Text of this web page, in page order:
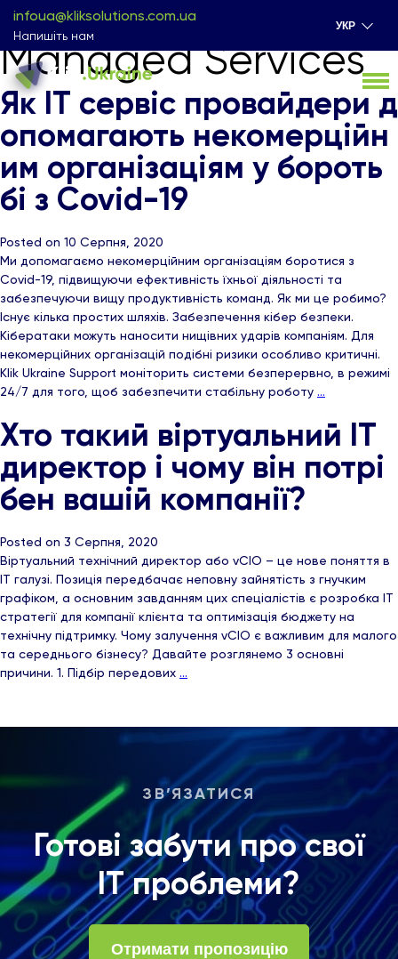
infoua@kliksolutions.com.ua
Напишіть нам
УКР
Managed Services
Як ІТ сервіс провайдери д
опомагають некомерційн
им організаціям у бороть
бі з Covid-19
Posted on 10 Серпня, 2020
Ми допомагаємо некомерційним організаціям боротися з
Covid-19, підвищуючи ефективність їхньої діяльності та
забезпечуючи вищу продуктивність команд. Як ми це робимо?
Існує кілька простих шляхів. Забезпечення кібер безпеки.
Кібератаки можуть наносити нищівних ударів компаніям. Для
некомерційних організацій подібні ризики особливо критичні.
Klik Ukraine Support моніторить системи безперервно, в режимі
24/7 для того, щоб забезпечити стабільну роботу …
Хто такий віртуальний ІТ
директор і чому він потрі
бен вашій компанії?
Posted on 3 Серпня, 2020
Віртуальний технічний директор або vCIO – це нове поняття в
ІТ галузі. Позиція передбачає неповну зайнятість з гнучким
графіком, а основним завданням цих спеціалістів є розробка ІТ
стратегії для компанії клієнта та оптимізація бюджету на
технічну підтримку. Чому залучення vCIO є важливим для малого
та середнього бізнесу? Давайте розглянемо 3 основні
причини. 1. Підбір передових …
ЗВ’ЯЗАТИСЯ
Готові забути про свої
ІТ проблеми?
Отримати пропозицію